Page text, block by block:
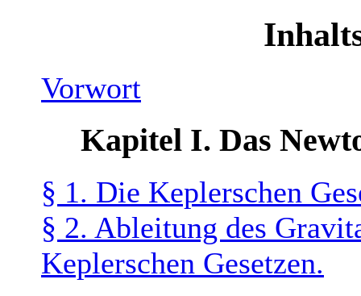
Vorwort
Kapitel I. Das
§ 1. Die Keplerschen
§ 2. Ableitung des
Keplerschen Gesetzen.